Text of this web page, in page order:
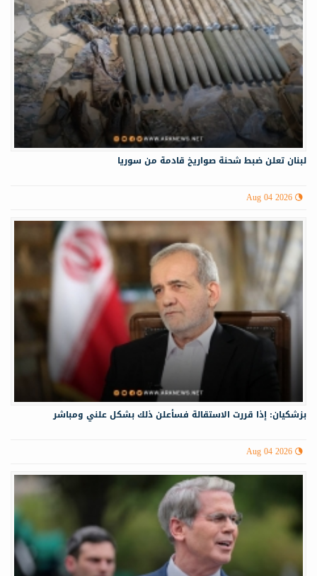
لبنان تعلن ضبط شحنة صواريخ قادمة من سوريا
Aug 04 2026
بزشكيان: إذا قررت الاستقالة فسأعلن ذلك بشكل علني ومباشر
Aug 04 2026